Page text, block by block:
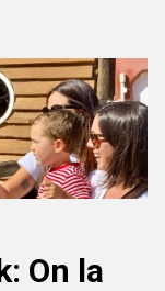
On la